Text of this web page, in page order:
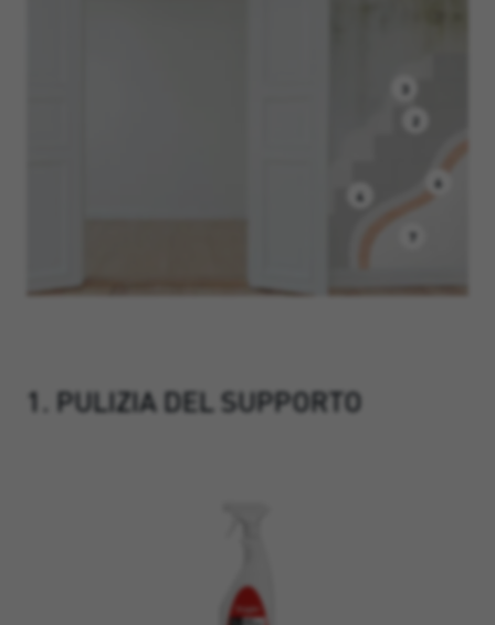
3
4
6
7
1. PULIZIA DEL SUPPORTO